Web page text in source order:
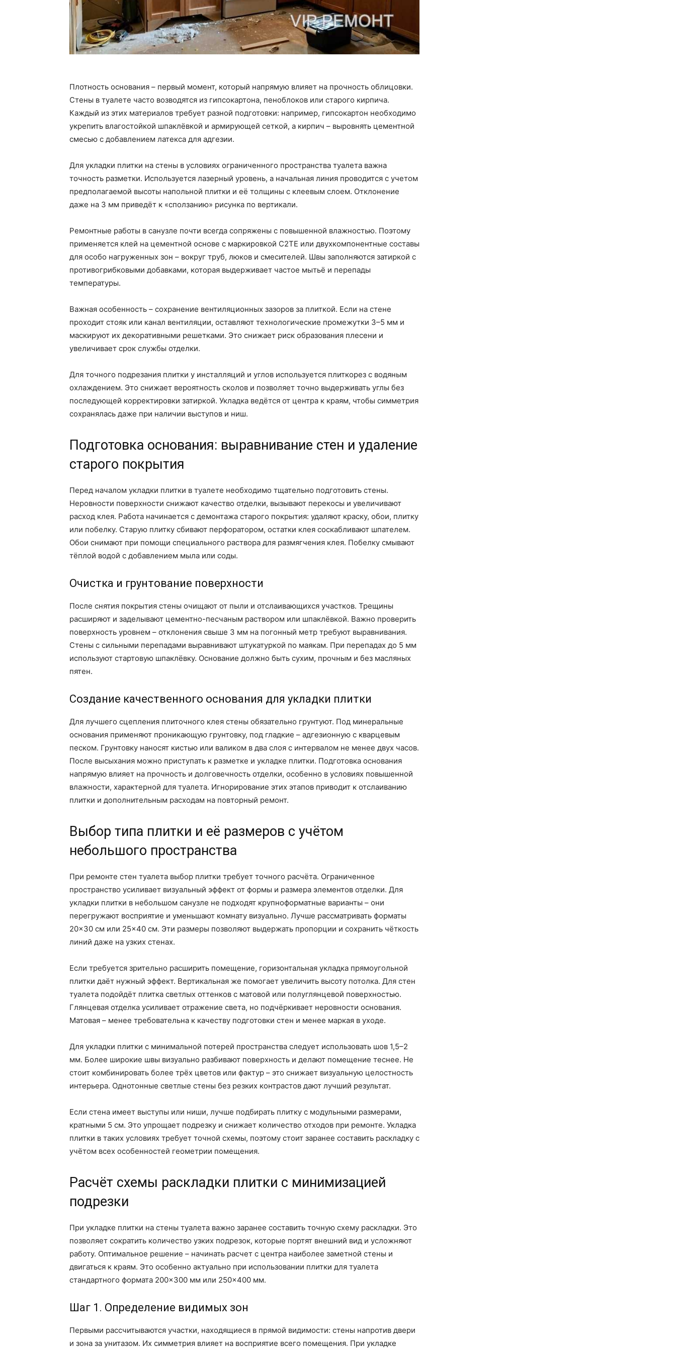
Плотность основания – первый момент, который напрямую влияет на прочность облицовки.
Стены в туалете часто возводятся из гипсокартона, пеноблоков или старого кирпича.
Каждый из этих материалов требует разной подготовки: например, гипсокартон необходимо
укрепить влагостойкой шпаклёвкой и армирующей сеткой, а кирпич – выровнять цементной
смесью с добавлением латекса для адгезии.
Для укладки плитки на стены в условиях ограниченного пространства туалета важна
точность разметки. Используется лазерный уровень, а начальная линия проводится с учетом
предполагаемой высоты напольной плитки и её толщины с клеевым слоем. Отклонение
даже на 3 мм приведёт к «сползанию» рисунка по вертикали.
Ремонтные работы в санузле почти всегда сопряжены с повышенной влажностью. Поэтому
применяется клей на цементной основе с маркировкой C2TE или двухкомпонентные составы
для особо нагруженных зон – вокруг труб, люков и смесителей. Швы заполняются затиркой с
противогрибковыми добавками, которая выдерживает частое мытьё и перепады
температуры.
Важная особенность – сохранение вентиляционных зазоров за плиткой. Если на стене
проходит стояк или канал вентиляции, оставляют технологические промежутки 3–5 мм и
маскируют их декоративными решетками. Это снижает риск образования плесени и
увеличивает срок службы отделки.
Для точного подрезания плитки у инсталляций и углов используется плиткорез с водяным
охлаждением. Это снижает вероятность сколов и позволяет точно выдерживать углы без
последующей корректировки затиркой. Укладка ведётся от центра к краям, чтобы симметрия
сохранялась даже при наличии выступов и ниш.
Подготовка основания: выравнивание стен и удаление
старого покрытия
Перед началом укладки плитки в туалете необходимо тщательно подготовить стены.
Неровности поверхности снижают качество отделки, вызывают перекосы и увеличивают
расход клея. Работа начинается с демонтажа старого покрытия: удаляют краску, обои, плитку
или побелку. Старую плитку сбивают перфоратором, остатки клея соскабливают шпателем.
Обои снимают при помощи специального раствора для размягчения клея. Побелку смывают
тёплой водой с добавлением мыла или соды.
Очистка и грунтование поверхности
После снятия покрытия стены очищают от пыли и отслаивающихся участков. Трещины
расширяют и заделывают цементно-песчаным раствором или шпаклёвкой. Важно проверить
поверхность уровнем – отклонения свыше 3 мм на погонный метр требуют выравнивания.
Стены с сильными перепадами выравнивают штукатуркой по маякам. При перепадах до 5 мм
используют стартовую шпаклёвку. Основание должно быть сухим, прочным и без масляных
пятен.
Создание качественного основания для укладки плитки
Для лучшего сцепления плиточного клея стены обязательно грунтуют. Под минеральные
основания применяют проникающую грунтовку, под гладкие – адгезионную с кварцевым
песком. Грунтовку наносят кистью или валиком в два слоя с интервалом не менее двух часов.
После высыхания можно приступать к разметке и укладке плитки. Подготовка основания
напрямую влияет на прочность и долговечность отделки, особенно в условиях повышенной
влажности, характерной для туалета. Игнорирование этих этапов приводит к отслаиванию
плитки и дополнительным расходам на повторный ремонт.
Выбор типа плитки и её размеров с учётом
небольшого пространства
При ремонте стен туалета выбор плитки требует точного расчёта. Ограниченное
пространство усиливает визуальный эффект от формы и размера элементов отделки. Для
укладки плитки в небольшом санузле не подходят крупноформатные варианты – они
перегружают восприятие и уменьшают комнату визуально. Лучше рассматривать форматы
20×30 см или 25×40 см. Эти размеры позволяют выдержать пропорции и сохранить чёткость
линий даже на узких стенах.
Если требуется зрительно расширить помещение, горизонтальная укладка прямоугольной
плитки даёт нужный эффект. Вертикальная же помогает увеличить высоту потолка. Для стен
туалета подойдёт плитка светлых оттенков с матовой или полуглянцевой поверхностью.
Глянцевая отделка усиливает отражение света, но подчёркивает неровности основания.
Матовая – менее требовательна к качеству подготовки стен и менее маркая в уходе.
Для укладки плитки с минимальной потерей пространства следует использовать шов 1,5–2
мм. Более широкие швы визуально разбивают поверхность и делают помещение теснее. Не
стоит комбинировать более трёх цветов или фактур – это снижает визуальную целостность
интерьера. Однотонные светлые стены без резких контрастов дают лучший результат.
Если стена имеет выступы или ниши, лучше подбирать плитку с модульными размерами,
кратными 5 см. Это упрощает подрезку и снижает количество отходов при ремонте. Укладка
плитки в таких условиях требует точной схемы, поэтому стоит заранее составить раскладку с
учётом всех особенностей геометрии помещения.
Расчёт схемы раскладки плитки с минимизацией
подрезки
При укладке плитки на стены туалета важно заранее составить точную схему раскладки. Это
позволяет сократить количество узких подрезок, которые портят внешний вид и усложняют
работу. Оптимальное решение – начинать расчет с центра наиболее заметной стены и
двигаться к краям. Это особенно актуально при использовании плитки для туалета
стандартного формата 200×300 мм или 250×400 мм.
Шаг 1. Определение видимых зон
Первыми рассчитываются участки, находящиеся в прямой видимости: стены напротив двери
и зона за унитазом. Их симметрия влияет на восприятие всего помещения. При укладке